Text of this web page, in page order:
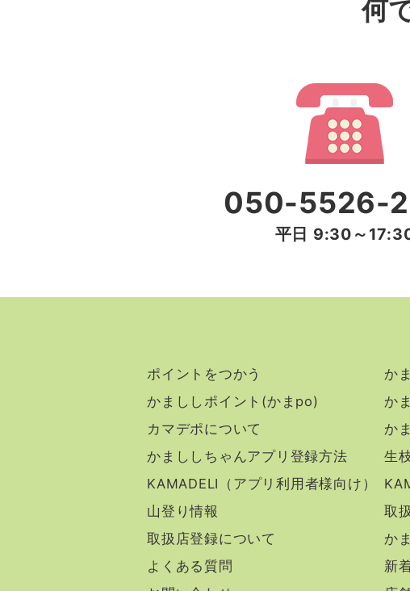
何
050-5526-
平日 9:30～
ポイントをつかう
か
かまししポイント(かまpo)
か
カマデポについて
か
かまししちゃんアプリ登録方法
生
KAMADELI（アプリ利用者様向け）
山登り情報
取
取扱店登録について
か
よくある質問
新